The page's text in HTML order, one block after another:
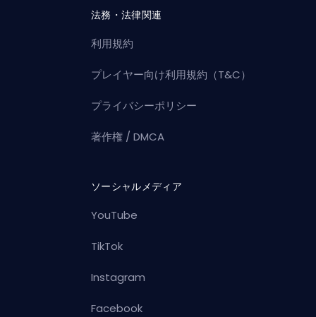
法務・法律関連
利用規約
プレイヤー向け利用規約（T&C）
プライバシーポリシー
著作権 / DMCA
ソーシャルメディア
YouTube
TikTok
Instagram
Facebook